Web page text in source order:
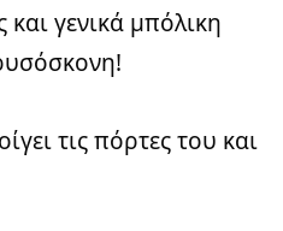
γενικά μπόλικη
τις πόρτες του και